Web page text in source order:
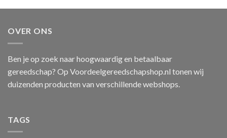
was:
is:
OVER ONS
Ben je op zoek naar hoogwaardig en betaalbaar
gereedschap? Op Voordeelgereedschapshop.nl tonen wij
duizenden producten van verschillende webshops.
TAGS